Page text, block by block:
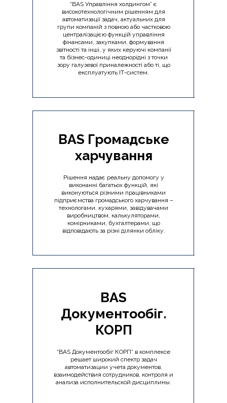
“BAS Управління холдингом” є
високотехнологічним рішенням для
автоматизації задач, актуальних для
групи компаній з повною або частковою
централізацією функцій управління
фінансами, закупками, формування
звітності та інші, у яких керуючі компанії
та бізнес-одиниці неоднорідні з точки
зору галузевої приналежності або ті, що
експлуатують ІТ-систем.
BAS Громадське
харчування
Рішення надає реальну допомогу у
виконанні багатьох функцій, які
виконуються різними працівниками
підприємства громадського харчування –
технологами, кухарями, завідувачами
виробництвом, калькуляторами,
комірниками, бухгалтерами, що
відповідають за різні ділянки обліку.
BAS
Документообіг.
КОРП
“BAS Документообіг КОРП” в комплексе
решает широкий спектр задач
автоматизации учета документов,
взаимодействия сотрудников, контроля и
анализа исполнительской дисциплины.